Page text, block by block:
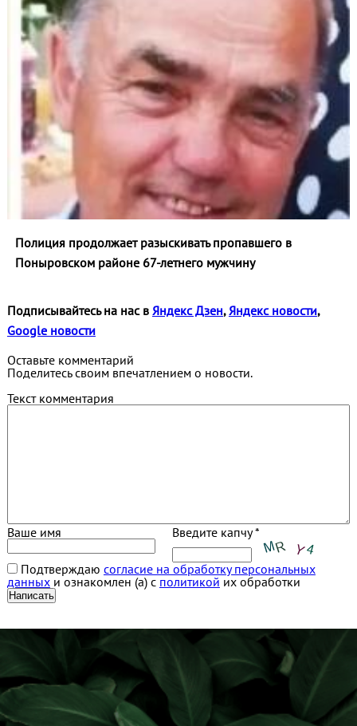
Полиция продолжает разыскивать пропавшего в
Поныровском районе 67-летнего мужчину
Подписывайтесь на нас в Яндекс Дзен, Яндекс новости,
Google новости
Оставьте комментарий
Поделитесь своим впечатлением о новости.
Текст комментария
Ваше имя Введите капчу *
Подтверждаю согласие на обработку персональных
данныхи ознакомлен (а) с политикой их обработки